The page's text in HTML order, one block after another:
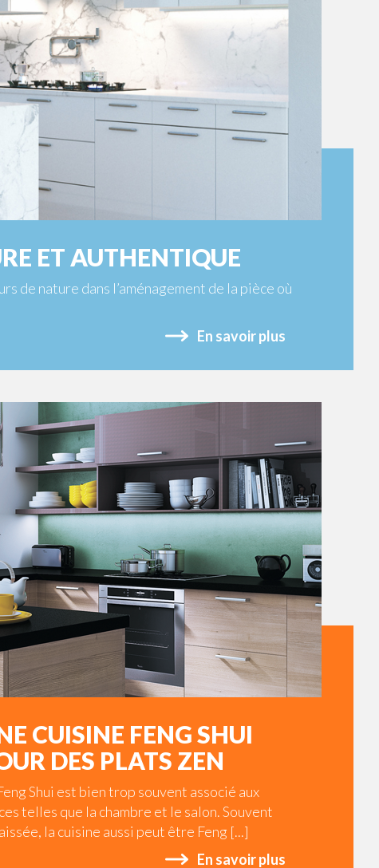
ET AUTHENTIQUE
de nature dans l’aménagement de la pièce où
En savoir plus
CUISINE FENG SHUI
DES PLATS ZEN
Shui est bien trop souvent associé aux
telles que la chambre et le salon. Souvent
la cuisine aussi peut être Feng [...]
En savoir plus